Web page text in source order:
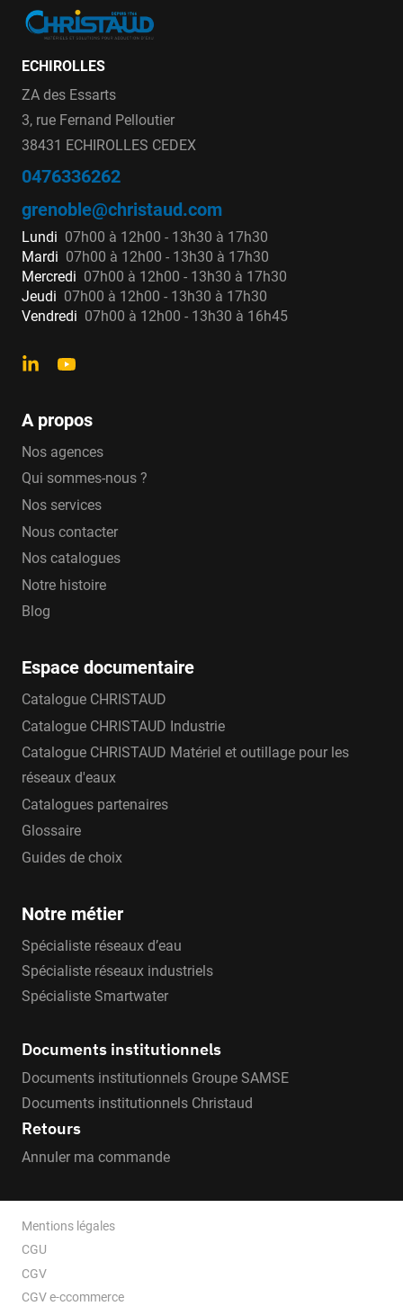
ECHIROLLES
ZA des Essarts
3, rue Fernand Pelloutier
38431 ECHIROLLES CEDEX
0476336262
grenoble@christaud.com
Lundi 07h00 à 12h00 - 13h30 à 17h30
Mardi 07h00 à 12h00 - 13h30 à 17h30
Mercredi 07h00 à 12h00 - 13h30 à 17h30
Jeudi 07h00 à 12h00 - 13h30 à 17h30
Vendredi 07h00 à 12h00 - 13h30 à 16h45
A propos
Nos agences
Qui sommes-nous ?
Nos services
Nous contacter
Nos catalogues
Notre histoire
Blog
Espace documentaire
Catalogue CHRISTAUD
Catalogue CHRISTAUD Industrie
Catalogue CHRISTAUD Matériel et outillage pour les
réseaux d'eaux
Catalogues partenaires
Glossaire
Guides de choix
Notre métier
Spécialiste réseaux d’eau
Spécialiste réseaux industriels
Spécialiste Smartwater
Documents institutionnels
Documents institutionnels Groupe SAMSE
Documents institutionnels Christaud
Retours
Annuler ma commande
Mentions légales
CGU
CGV
CGV e-ccommerce